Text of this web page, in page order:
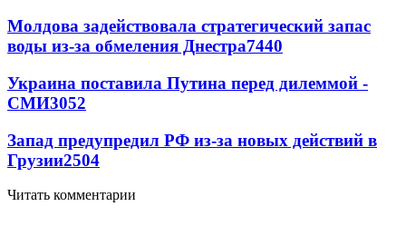
Молдова задействовала стратегический запас
воды из-за обмеления Днестра7440
Украина поставила Путина перед дилеммой -
СМИ3052
Запад предупредил РФ из-за новых действий в
Грузии2504
Читать комментарии